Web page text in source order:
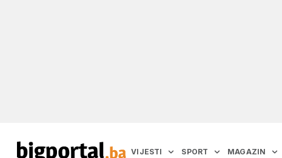
VIJESTI SPORT MAGAZIN